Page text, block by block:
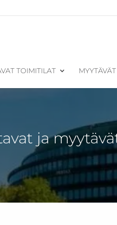
TOIMITILAT
ja